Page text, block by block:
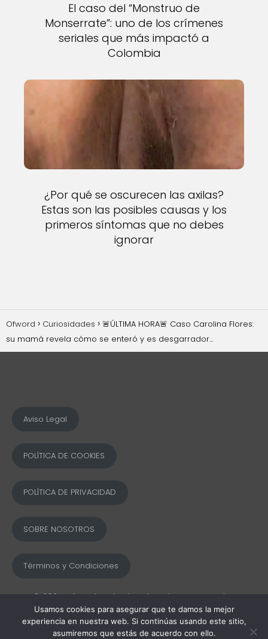
El caso del “Monstruo de
Monserrate”: uno de los crímenes
seriales que más impactó a
Colombia
¿Por qué se oscurecen las axilas?
Estas son las posibles causas y los
primeros síntomas que no debes
ignorar
Ofword Curiosidades
🚨ÚLTIMA HORA🚨 Caso Carolina Flores:
su mamá revela cómo se enteró y es desgarrador...
Aviso Legal
POLÍTICA DE COOKIES
POLÍTICA DE PRIVACIDAD
SOBRE NOSOTROS
Términos y Condiciones
© 2025 Ofword Todos los derechos reservados
Usamos cookies para asegurar que te damos la mejor
experiencia en nuestra web. Si continúas usando este sitio,
asumiremos que estás de acuerdo con ello.